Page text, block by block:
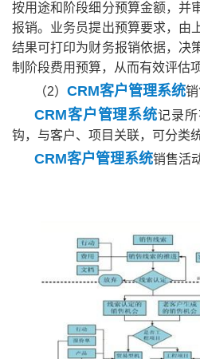
按用途和阶段细分预算金额，并
报销。业务员提出预算要求，由
结果可打印为财务报销依据，决
制阶段费用预算，从而有效评估
（2） CRM客户管理系统
CRM客户管理系统记录
钩，与客户、项目关联，可分类
CRM客户管理系统销售活